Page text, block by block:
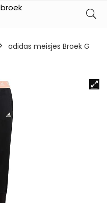
adidas meisjes Broek G